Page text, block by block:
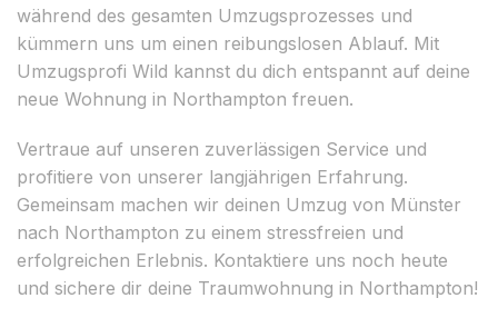
während des gesamten Umzugsprozesses und
kümmern uns um einen reibungslosen Ablauf. Mit
Umzugsprofi Wild kannst du dich entspannt auf deine
neue Wohnung in Northampton freuen.
Vertraue auf unseren zuverlässigen Service und
profitiere von unserer langjährigen Erfahrung.
Gemeinsam machen wir deinen Umzug von Münster
nach Northampton zu einem stressfreien und
erfolgreichen Erlebnis. Kontaktiere uns noch heute
und sichere dir deine Traumwohnung in Northampton!